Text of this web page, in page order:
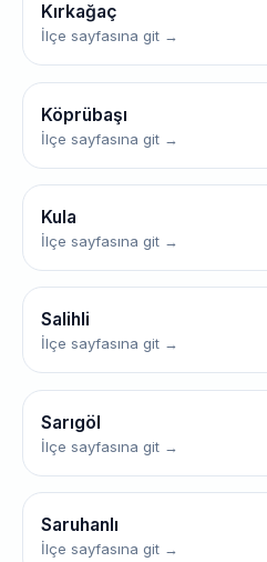
Kırkağaç
İlçe sayfasına git →
Köprübaşı
İlçe sayfasına git →
Kula
İlçe sayfasına git →
Salihli
İlçe sayfasına git →
Sarıgöl
İlçe sayfasına git →
Saruhanlı
İlçe sayfasına git →